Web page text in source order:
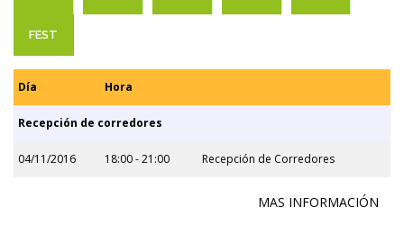
FEST
Día Hora
Recepción de corredores
04/11/2016 18:00 - 21:00 Recepción de Corredores
MAS INFORMACIÓN